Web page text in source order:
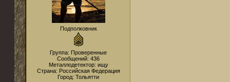
Подполковник
Группа: Проверенные
Сообщений: 436
Металлодетектор: ищу
Страна: Российская Федерация
Город: Тольятти